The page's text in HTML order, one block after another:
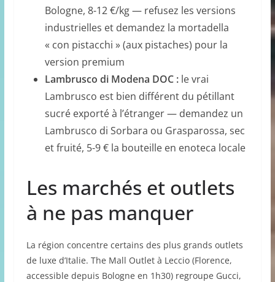
Bologne, 8-12 €/kg — refusez les versions
industrielles et demandez la mortadella
« con pistacchi » (aux pistaches) pour la
version premium
Lambrusco di Modena DOC :le vrai
Lambrusco est bien différent du pétillant
sucré exporté à l’étranger — demandez un
Lambrusco di Sorbara ou Grasparossa, sec
et fruité, 5-9 € la bouteille en enoteca locale
Les marchés et outlets
à ne pas manquer
La région concentre certains des plus grands outlets
de luxe d’Italie. The Mall Outlet à Leccio (Florence,
accessible depuis Bologne en 1h30) regroupe Gucci,